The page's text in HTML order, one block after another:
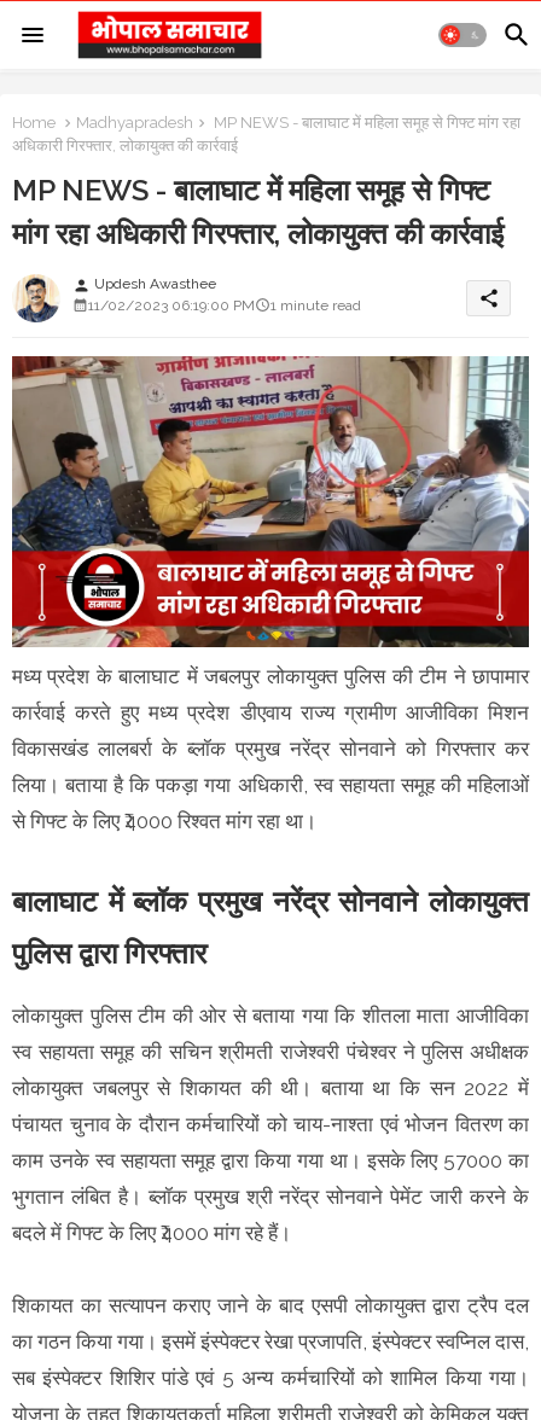
Home Madhyapradesh
MP NEWS - बालाघाट में महिला समूह से गिफ्ट मांग रहा
अधिकारी गिरफ्तार, लोकायुक्त की कार्रवाई
MP NEWS - बालाघाट में महिला समूह से गिफ्ट
मांग रहा अधिकारी गिरफ्तार, लोकायुक्त की कार्रवाई
person Updesh Awasthee
11/02/2023 06:19:00 PM
1 minute read share
मध्य प्रदेश के बालाघाट में जबलपुर लोकायुक्त पुलिस की टीम ने छापामार
कार्रवाई करते हुए मध्य प्रदेश डीएवाय राज्य ग्रामीण आजीविका मिशन
विकासखंड लालबर्रा के ब्लॉक प्रमुख नरेंद्र सोनवाने को गिरफ्तार कर
लिया। बताया है कि पकड़ा गया अधिकारी, स्व सहायता समूह की महिलाओं
से गिफ्ट के लिए ₹4000 रिश्वत मांग रहा था।
बालाघाट में ब्लॉक प्रमुख नरेंद्र सोनवाने लोकायुक्त
पुलिस द्वारा गिरफ्तार
लोकायुक्त पुलिस टीम की ओर से बताया गया कि शीतला माता आजीविका
स्व सहायता समूह की सचिन श्रीमती राजेश्वरी पंचेश्वर ने पुलिस अधीक्षक
लोकायुक्त जबलपुर से शिकायत की थी। बताया था कि सन 2022 में
पंचायत चुनाव के दौरान कर्मचारियों को चाय-नाश्ता एवं भोजन वितरण का
काम उनके स्व सहायता समूह द्वारा किया गया था। इसके लिए 57000 का
भुगतान लंबित है। ब्लॉक प्रमुख श्री नरेंद्र सोनवाने पेमेंट जारी करने के
बदले में गिफ्ट के लिए ₹4000 मांग रहे हैं।
शिकायत का सत्यापन कराए जाने के बाद एसपी लोकायुक्त द्वारा ट्रैप दल
का गठन किया गया। इसमें इंस्पेक्टर रेखा प्रजापति, इंस्पेक्टर स्वप्निल दास,
सब इंस्पेक्टर शिशिर पांडे एवं 5 अन्य कर्मचारियों को शामिल किया गया।
योजना के तहत शिकायतकर्ता महिला श्रीमती राजेश्वरी को केमिकल युक्त